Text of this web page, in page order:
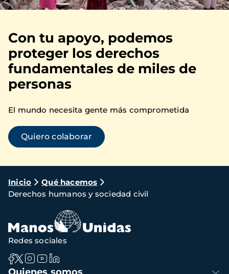
Con tu apoyo, podemos
proteger los derechos
fundamentales de miles de
personas
El mundo necesita gente más comprometida
Quiero colaborar
Ruta
de
navegación
Inicio
Qué hacemos
Derechos humanos y sociedad civil
Navegación
Redes sociales